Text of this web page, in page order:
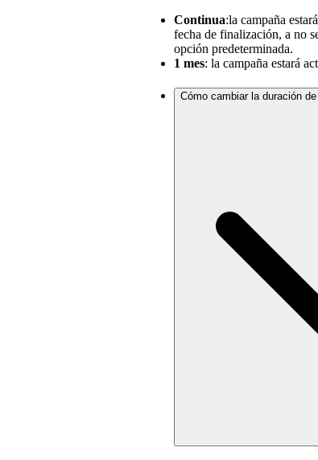
Continua:la campaña
fecha de finalización, a no
opción predeterminada.
1 mes: la campaña estará
Cómo cambiar la duración